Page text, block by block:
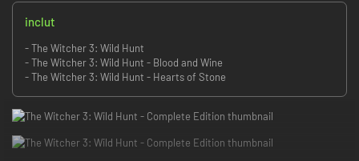
inclut
- The Witcher 3: Wild Hunt
- The Witcher 3: Wild Hunt - Blood and Wine
- The Witcher 3: Wild Hunt - Hearts of Stone